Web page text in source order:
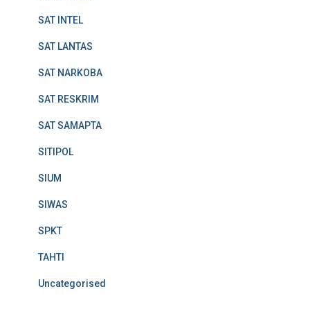
SAT INTEL
SAT LANTAS
SAT NARKOBA
SAT RESKRIM
SAT SAMAPTA
SITIPOL
SIUM
SIWAS
SPKT
TAHTI
Uncategorised